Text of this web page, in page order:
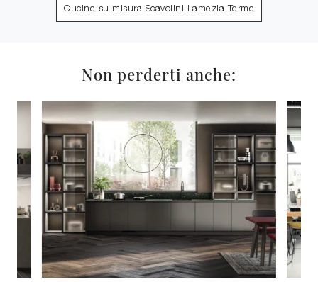
Cucine su misura Scavolini Lamezia Terme
Non perderti anche: